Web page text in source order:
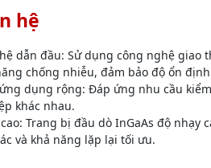
hệ
dẫn đầu: Sử dụng công nghệ giao
chống nhiễu, đảm bảo độ ổn
dụng rộng: Đáp ứng nhu cầu
khác nhau.
Trang bị đầu dò InGaAs độ
và khả năng lặp lại tối ưu.